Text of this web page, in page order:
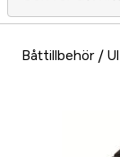
Båttillbehör/